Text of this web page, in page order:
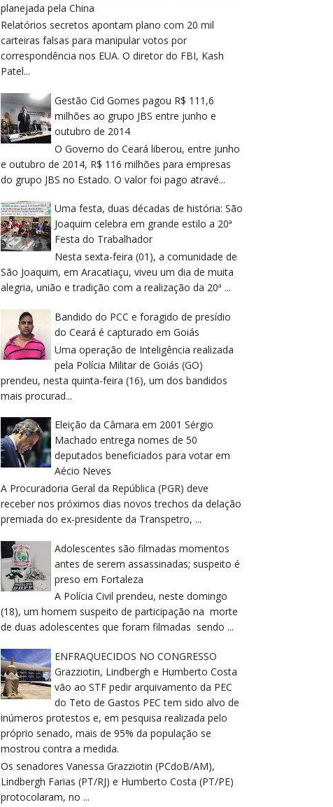
planejada pela China
Relatórios secretos apontam plano com 20 mil
carteiras falsas para manipular votos por
correspondência nos EUA. O diretor do FBI, Kash
Patel...
Gestão Cid Gomes pagou R$ 111,6
milhões ao grupo JBS entre junho e
outubro de 2014
O Governo do Ceará liberou, entre junho
e outubro de 2014, R$ 116 milhões para empresas
do grupo JBS no Estado. O valor foi pago atravé...
Uma festa, duas décadas de história: São
Joaquim celebra em grande estilo a 20ª
Festa do Trabalhador
Nesta sexta-feira (01), a comunidade de
São Joaquim, em Aracatiaçu, viveu um dia de muita
alegria, união e tradição com a realização da 20ª ...
Bandido do PCC e foragido de presídio
do Ceará é capturado em Goiás
Uma operação de Inteligência realizada
pela Polícia Militar de Goiás (GO)
prendeu, nesta quinta-feira (16), um dos bandidos
mais procurad...
Eleição da Câmara em 2001 Sérgio
Machado entrega nomes de 50
deputados beneficiados para votar em
Aécio Neves
A Procuradoria Geral da República (PGR) deve
receber nos próximos dias novos trechos da delação
premiada do ex-presidente da Transpetro, ...
Adolescentes são filmadas momentos
antes de serem assassinadas; suspeito é
preso em Fortaleza
A Polícia Civil prendeu, neste domingo
(18), um homem suspeito de participação na morte
de duas adolescentes que foram filmadas sendo ...
ENFRAQUECIDOS NO CONGRESSO
Grazziotin, Lindbergh e Humberto Costa
vão ao STF pedir arquivamento da PEC
do Teto de Gastos PEC tem sido alvo de
inúmeros protestos e, em pesquisa realizada pelo
próprio senado, mais de 95% da população se
mostrou contra a medida.
Os senadores Vanessa Grazziotin (PCdoB/AM),
Lindbergh Farias (PT/RJ) e Humberto Costa (PT/PE)
protocolaram, no ...